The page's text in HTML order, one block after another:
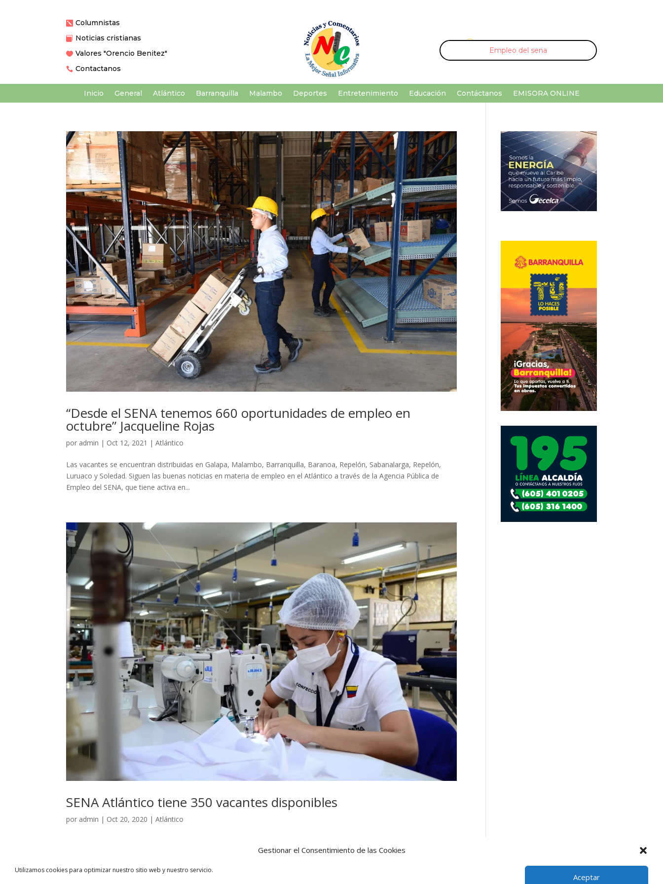
Gestionar el Consentimiento de las Cookies
Utilizamos cookies para optimizar nuestro sitio web y nuestro servicio.
Aceptar
 Columnistas
 Noticias cristianas
 Valores "Orencio Benitez"
 Contactanos
U ¡Buscar por palabra clave!
Inicio General Atlántico Barranquilla Malambo Deportes Entretenimiento Educación Contáctanos EMISORA ONLINE
“Desde el SENA tenemos 660 oportunidades de empleo en
octubre” Jacqueline Rojas
por admin | Oct 12, 2021 |Atlántico
Las vacantes se encuentran distribuidas en Galapa, Malambo, Barranquilla, Baranoa, Repelón, Sabanalarga, Repelón,
Luruaco y Soledad. Siguen las buenas noticias en materia de empleo en el Atlántico a través de la Agencia Pública de
Empleo del SENA, que tiene activa en...
SENA Atlántico tiene 350 vacantes disponibles
por admin | Oct 20, 2020 |Atlántico
el departamento para diferentes sectores económicos disponibles en la ciudad de Barranquilla y los municipios de